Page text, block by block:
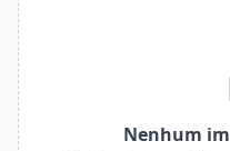
Nenhum